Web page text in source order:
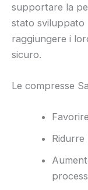
supportare la
stato sviluppato
raggiungere i
sicuro.
Le compresse
Ridurre